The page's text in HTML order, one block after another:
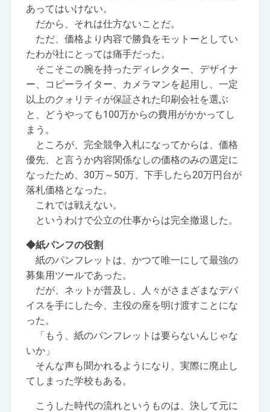
あってはいけない。
だから、それは仕方ないことだ。
ただ、価格より内容で勝負をモットーとしてい
たわが社にとっては痛手だった。
そこそこの腕を持ったディレクター、デザイナ
ー、コピーライター、カメラマンを起用し、一定
以上のクォリティが保証された印刷会社を選ぶ
と、どうやっても100万からの費用がかかってし
まう。
ところが、完全競争入札になってからは、価格
優先、と言うか内容関係なしの価格のみの選定に
なったため、30万～50万、下手したら20万円台が
落札価格となった。
これでは戦えない。
というわけで公立の仕事からは完全撤退した。
◆紙パンフの役割
紙のパンフレットは、かつて唯一にして最強の
募集用ツールであった。
だが、ネットが普及し、人々がさまざまなデバ
イスを手にした今、主役の座を明け渡すことにな
った。
「もう、紙のパンフレットは要らないんじゃな
いか」
そんな声も聞かれるようになり、実際に廃止し
てしまった学校もある。
こうした時代の流れというものは、決して元に